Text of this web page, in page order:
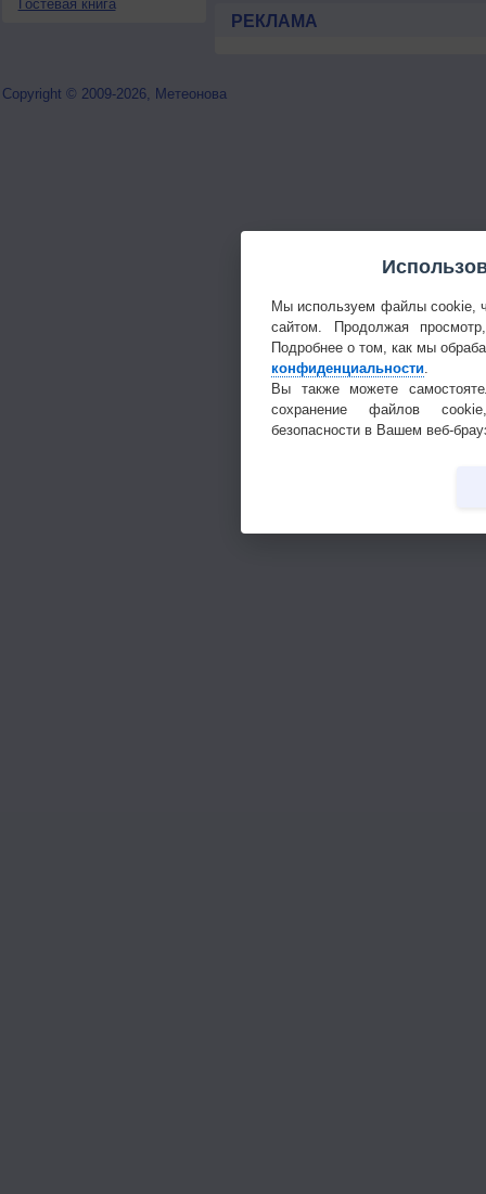
Гостевая книга
РЕКЛАМА
Copyright © 2009-2026, Метеонова
Мы используем файлы cookie,
сайтом. Продолжая
Подробнее о том, как мы
конфиденциальности
Вы также можете
сохранение файлов
безопасности в Вашем веб-